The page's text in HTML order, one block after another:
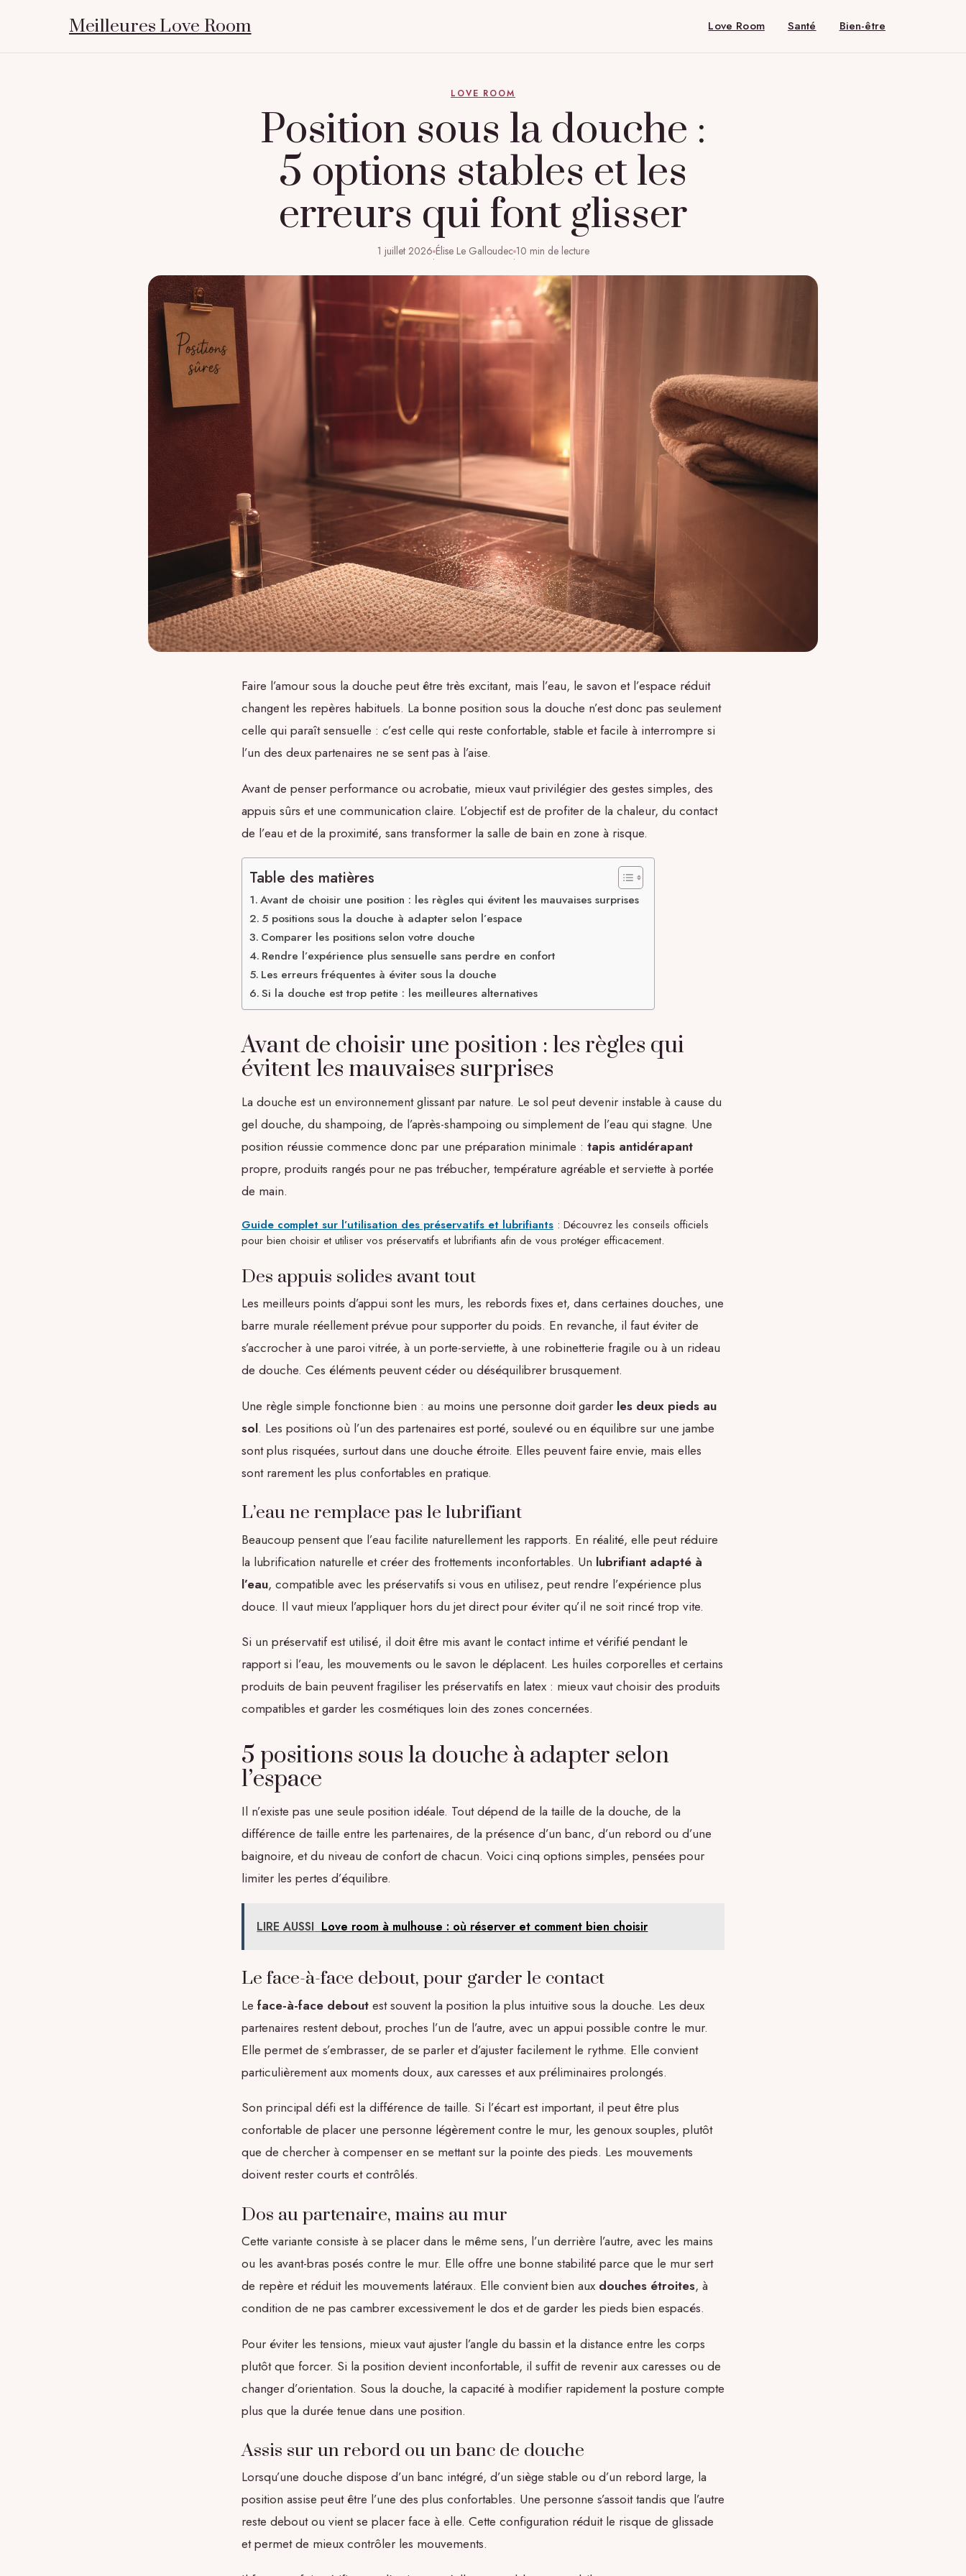
Meilleures Love Room Love Room Santé Bien-être
LOVE ROOM
Position sous la douche :
5 options stables et les
erreurs qui font glisser
1 juillet 2026·Élise Le Galloudec·10 min de lecture
Faire l’amour sous la douche peut être très excitant, mais l’eau, le savon et l’espace réduit
changent les repères habituels. La bonne position sous la douche n’est donc pas seulement
celle qui paraît sensuelle : c’est celle qui reste confortable, stable et facile à interrompre si
l’un des deux partenaires ne se sent pas à l’aise.
Avant de penser performance ou acrobatie, mieux vaut privilégier des gestes simples, des
appuis sûrs et une communication claire. L’objectif est de profiter de la chaleur, du contact
de l’eau et de la proximité, sans transformer la salle de bain en zone à risque.
Table des matières
Avant de choisir une position : les règles qui évitent les mauvaises surprises
5 positions sous la douche à adapter selon l’espace
Comparer les positions selon votre douche
Rendre l’expérience plus sensuelle sans perdre en confort
Les erreurs fréquentes à éviter sous la douche
Si la douche est trop petite : les meilleures alternatives
Avant de choisir une position : les règles qui
évitent les mauvaises surprises
La douche est un environnement glissant par nature. Le sol peut devenir instable à cause du
gel douche, du shampoing, de l’après-shampoing ou simplement de l’eau qui stagne. Une
position réussie commence donc par une préparation minimale : tapis antidérapant
propre, produits rangés pour ne pas trébucher, température agréable et serviette à portée
de main.
Guide complet sur l’utilisation des préservatifs et lubrifiants : Découvrez les conseils officiels
pour bien choisir et utiliser vos préservatifs et lubrifiants afin de vous protéger efficacement.
Des appuis solides avant tout
Les meilleurs points d’appui sont les murs, les rebords fixes et, dans certaines douches, une
barre murale réellement prévue pour supporter du poids. En revanche, il faut éviter de
s’accrocher à une paroi vitrée, à un porte-serviette, à une robinetterie fragile ou à un rideau
de douche. Ces éléments peuvent céder ou déséquilibrer brusquement.
Une règle simple fonctionne bien : au moins une personne doit garder les deux pieds au
sol. Les positions où l’un des partenaires est porté, soulevé ou en équilibre sur une jambe
sont plus risquées, surtout dans une douche étroite. Elles peuvent faire envie, mais elles
sont rarement les plus confortables en pratique.
L’eau ne remplace pas le lubrifiant
Beaucoup pensent que l’eau facilite naturellement les rapports. En réalité, elle peut réduire
la lubrification naturelle et créer des frottements inconfortables. Un lubrifiant adapté à
l’eau, compatible avec les préservatifs si vous en utilisez, peut rendre l’expérience plus
douce. Il vaut mieux l’appliquer hors du jet direct pour éviter qu’il ne soit rincé trop vite.
Si un préservatif est utilisé, il doit être mis avant le contact intime et vérifié pendant le
rapport si l’eau, les mouvements ou le savon le déplacent. Les huiles corporelles et certains
produits de bain peuvent fragiliser les préservatifs en latex : mieux vaut choisir des produits
compatibles et garder les cosmétiques loin des zones concernées.
5 positions sous la douche à adapter selon
l’espace
Il n’existe pas une seule position idéale. Tout dépend de la taille de la douche, de la
différence de taille entre les partenaires, de la présence d’un banc, d’un rebord ou d’une
baignoire, et du niveau de confort de chacun. Voici cinq options simples, pensées pour
limiter les pertes d’équilibre.
LIRE AUSSI Love room à mulhouse : où réserver et comment bien choisir
Le face-à-face debout, pour garder le contact
Le face-à-face debout est souvent la position la plus intuitive sous la douche. Les deux
partenaires restent debout, proches l’un de l’autre, avec un appui possible contre le mur.
Elle permet de s’embrasser, de se parler et d’ajuster facilement le rythme. Elle convient
particulièrement aux moments doux, aux caresses et aux préliminaires prolongés.
Son principal défi est la différence de taille. Si l’écart est important, il peut être plus
confortable de placer une personne légèrement contre le mur, les genoux souples, plutôt
que de chercher à compenser en se mettant sur la pointe des pieds. Les mouvements
doivent rester courts et contrôlés.
Dos au partenaire, mains au mur
Cette variante consiste à se placer dans le même sens, l’un derrière l’autre, avec les mains
ou les avant-bras posés contre le mur. Elle offre une bonne stabilité parce que le mur sert
de repère et réduit les mouvements latéraux. Elle convient bien aux douches étroites, à
condition de ne pas cambrer excessivement le dos et de garder les pieds bien espacés.
Pour éviter les tensions, mieux vaut ajuster l’angle du bassin et la distance entre les corps
plutôt que forcer. Si la position devient inconfortable, il suffit de revenir aux caresses ou de
changer d’orientation. Sous la douche, la capacité à modifier rapidement la posture compte
plus que la durée tenue dans une position.
Assis sur un rebord ou un banc de douche
Lorsqu’une douche dispose d’un banc intégré, d’un siège stable ou d’un rebord large, la
position assise peut être l’une des plus confortables. Une personne s’assoit tandis que l’autre
reste debout ou vient se placer face à elle. Cette configuration réduit le risque de glissade
et permet de mieux contrôler les mouvements.